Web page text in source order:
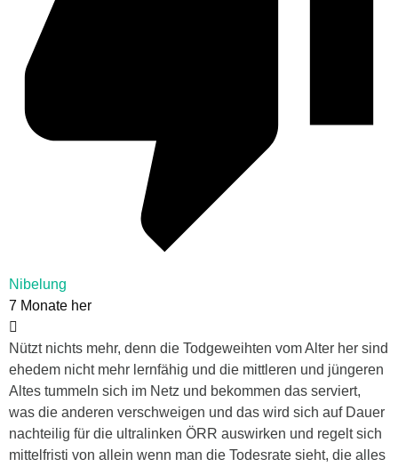
Nibelung
7 Monate her
Nützt nichts mehr, denn die Todgeweihten vom Alter her sind
ehedem nicht mehr lernfähig und die mittleren und jüngeren
Altes tummeln sich im Netz und bekommen das serviert,
was die anderen verschweigen und das wird sich auf Dauer
nachteilig für die ultralinken ÖRR auswirken und regelt sich
mittelfristi von allein wenn man die Todesrate sieht, die alles